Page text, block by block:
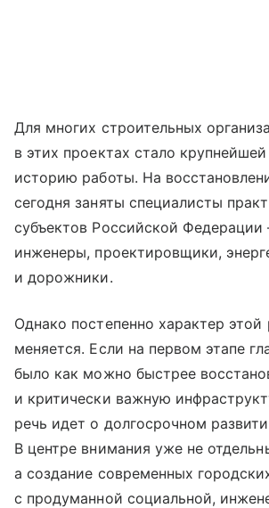
Для многих строительных
в этих проектах стало
историю работы. На
сегодня заняты специалисты
субъектов Российской
инженеры, проектировщики,
и дорожники.
Однако постепенно характер этой
меняется. Если на первом этапе
было как можно быстрее
и критически важную
речь идет о долгосрочном
В центре внимания уже не
а создание современных
с продуманной социальной,